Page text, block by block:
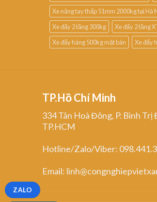
Xe nâng tay thấp 51mm 2000kg tại Hà
Xe đẩy 2 tầng 300kg
Xe đẩy 2 tầng
Xe đẩy hàng 500kg mặt bàn
Xe đẩy
TP.Hồ Chí Minh
334 Tân Hoà Đông, P. Bình Trị
TP.HCM
Hotline/Zalo/Viber:
Email:
ZALO